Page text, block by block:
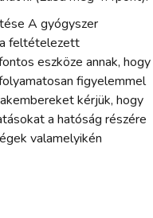
A gyógyszer
feltételezett
eszköze annak, hogy
figyelemmel
kérjük, hogy
a hatóság részére
valamelyikén